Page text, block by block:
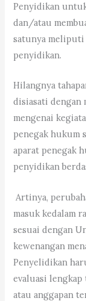
Penyidikan
dan/atau
satunya
penyidikan.
Hilangnya
disiasati dengan
mengenai
penegak hukum
aparat penegak
penyidikan
Artinya,
masuk kedalam
sesuai dengan
kewenangan
Penyelidikan
evaluasi lengkap
atau anggapan